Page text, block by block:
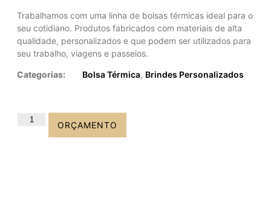
Trabalhamos com uma linha de bolsas térmicas ideal para o
seu cotidiano. Produtos fabricados com materiais de alta
qualidade, personalizados e que podem ser utilizados para
seu trabalho, viagens e passeios.
Categorias: Bolsa Térmica, Brindes Personalizados
ORÇAMENTO